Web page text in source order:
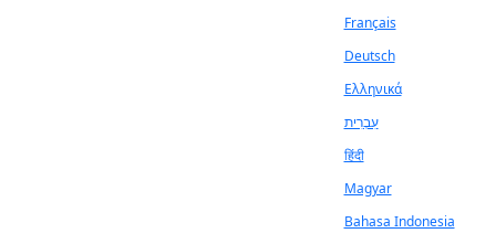
Français
Deutsch
Ελληνικά
עִבְרִית
हिंदी
Magyar
Bahasa Indonesia